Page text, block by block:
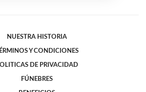
NUESTRA HISTORIA
Y CONDICIONES
DE PRIVACIDAD
FÚNEBRES